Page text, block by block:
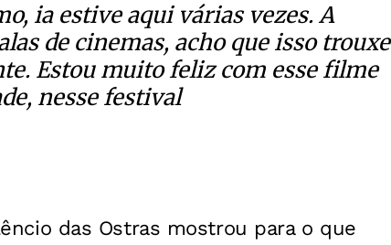
ia estive aqui várias vezes. A
de cinemas, acho que isso trouxe
Estou muito feliz com esse filme
nesse festival
das Ostras mostrou para o que